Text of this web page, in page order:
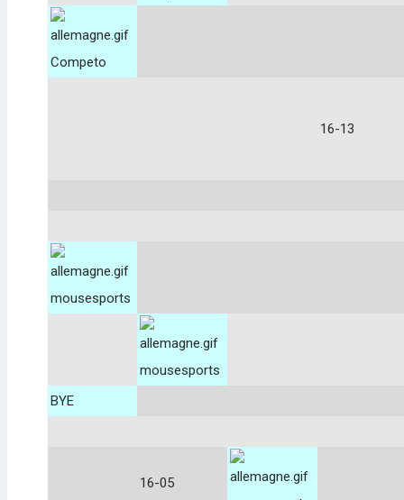
Competo
16-13
mousesports
mousesports
BYE
16-05